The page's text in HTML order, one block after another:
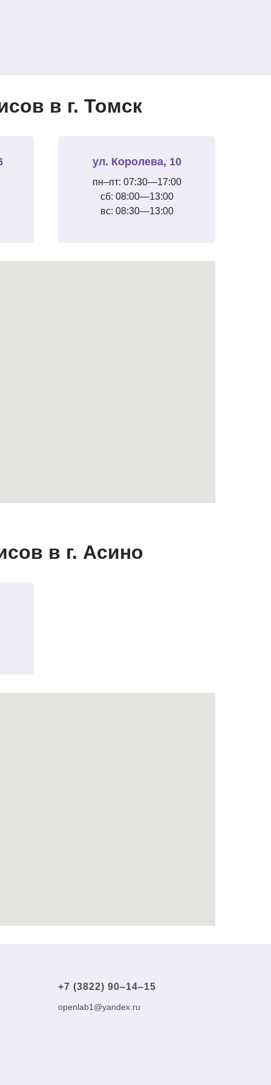
в г. Томск
ул. Королева, 10
пн–пт: 07:30—17:00
сб: 08:00—13:00
вс: 08:30—13:00
в г. Асино
+7 (3822) 90‒14‒15
openlab1@yandex.ru